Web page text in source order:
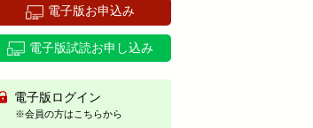
電子版お申込み
電子版試読お申し込み
電子版ログイン
※会員の方はこちらから